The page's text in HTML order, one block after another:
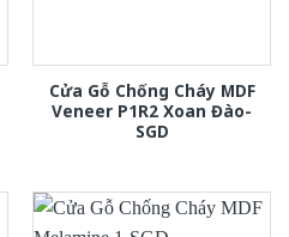
Cửa Gỗ Chống Cháy MDF
Veneer P1R2 Xoan Đào-
SGD